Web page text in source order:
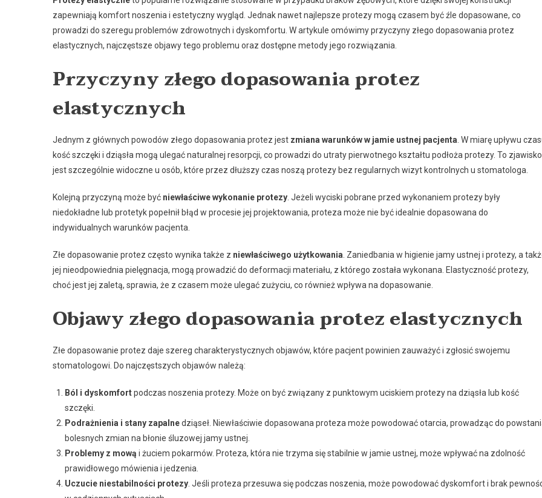
zapewniają komfort noszenia i estetyczny wygląd. Jednak nawet najlepsze protezy mogą czasem być źle dopasowane, co
prowadzi do szeregu problemów zdrowotnych i dyskomfortu. W artykule omówimy przyczyny złego dopasowania protez
elastycznych, najczęstsze objawy tego problemu oraz dostępne metody jego rozwiązania.
Przyczyny złego dopasowania protez
elastycznych
Jednym z głównych powodów złego dopasowania protez jest zmiana warunków w jamie ustnej pacjenta. W miarę upływu
kość szczęki i dziąsła mogą ulegać naturalnej resorpcji, co prowadzi do utraty pierwotnego kształtu podłoża protezy. To zjawisko
jest szczególnie widoczne u osób, które przez dłuższy czas noszą protezy bez regularnych wizyt kontrolnych u stomatologa.
Kolejną przyczyną może być niewłaściwe wykonanie protezy. Jeżeli wyciski pobrane przed wykonaniem protezy były
niedokładne lub protetyk popełnił błąd w procesie jej projektowania, proteza może nie być idealnie dopasowana do
indywidualnych warunków pacjenta.
Złe dopasowanie protez często wynika także z niewłaściwego użytkowania. Zaniedbania w higienie jamy ustnej i protezy, a
jej nieodpowiednia pielęgnacja, mogą prowadzić do deformacji materiału, z którego została wykonana. Elastyczność protezy,
choć jest jej zaletą, sprawia, że z czasem może ulegać zużyciu, co również wpływa na dopasowanie.
Objawy złego dopasowania protez elastycznych
Złe dopasowanie protez daje szereg charakterystycznych objawów, które pacjent powinien zauważyć i zgłosić swojemu
stomatologowi. Do najczęstszych objawów należą:
Ból i dyskomfortpodczas noszenia protezy. Może on być związany z punktowym uciskiem protezy na dziąsła lub kość
szczęki.
Podrażnienia i stany zapalnedziąseł. Niewłaściwie dopasowana proteza może powodować otarcia, prowadząc do
bolesnych zmian na błonie śluzowej jamy ustnej.
Problemy z mową i żuciem pokarmów. Proteza, która nie trzyma się stabilnie w jamie ustnej, może wpływać na zdolność
prawidłowego mówienia i jedzenia.
Uczucie niestabilności protezy. Jeśli proteza przesuwa się podczas noszenia, może powodować dyskomfort i brak